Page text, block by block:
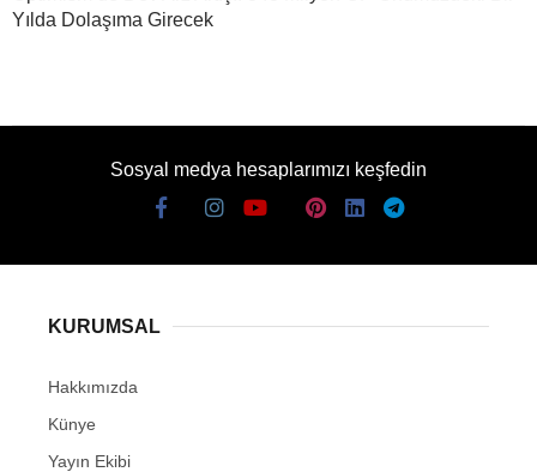
Yılda Dolaşıma Girecek
Sosyal medya hesaplarımızı keşfedin
KURUMSAL
Hakkımızda
Künye
Yayın Ekibi